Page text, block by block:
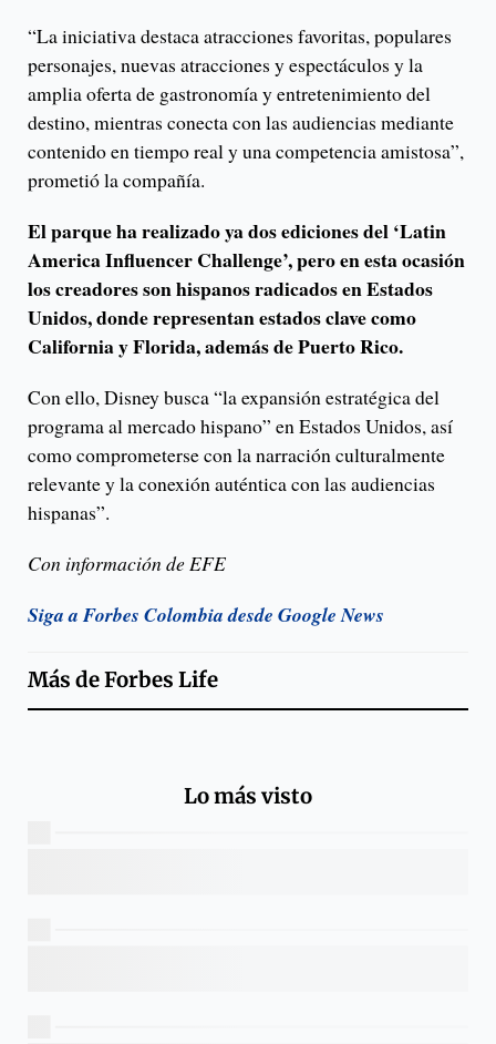
“La iniciativa destaca atracciones favoritas, populares
personajes, nuevas atracciones y espectáculos y la
amplia oferta de gastronomía y entretenimiento del
destino, mientras conecta con las audiencias mediante
contenido en tiempo real y una competencia amistosa”,
prometió la compañía.
El parque ha realizado ya dos ediciones del ‘Latin
America Influencer Challenge’, pero en esta ocasión
los creadores son hispanos radicados en Estados
Unidos, donde representan estados clave como
California y Florida, además de Puerto Rico.
Con ello, Disney busca “la expansión estratégica del
programa al mercado hispano” en Estados Unidos, así
como comprometerse con la narración culturalmente
relevante y la conexión auténtica con las audiencias
hispanas”.
Con información de EFE
Siga a Forbes Colombia desde Google News
Más deForbes Life
Lo más visto